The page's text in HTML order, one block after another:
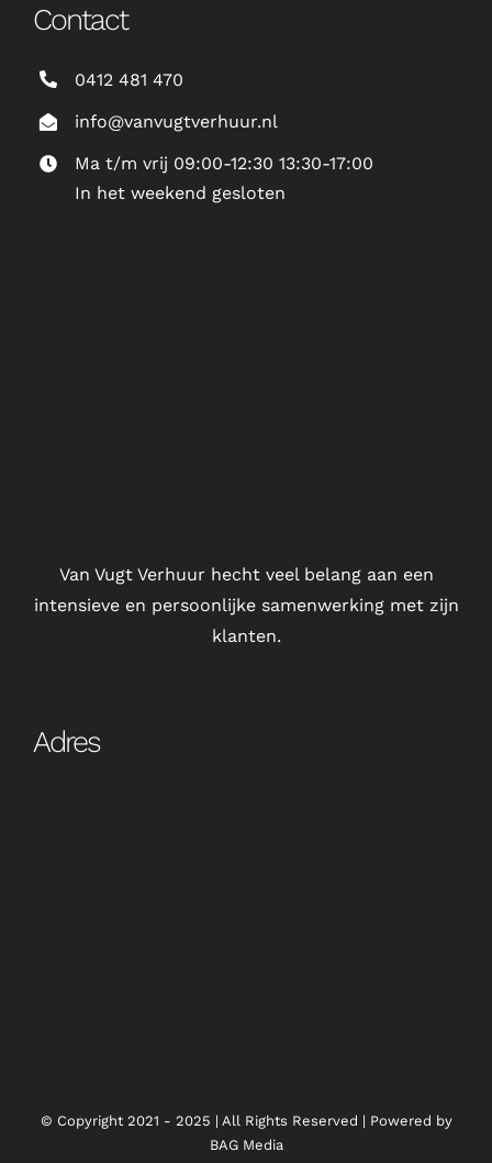
Contact
0412 481 470
info@vanvugtverhuur.nl
Ma t/m vrij 09:00-12:30 13:30-17:00
In het weekend gesloten
Van Vugt Verhuur hecht veel belang aan een
intensieve en persoonlijke samenwerking met zijn
klanten.
Adres
© Copyright 2021 - 2025 | All Rights Reserved | Powered by
BAG Media